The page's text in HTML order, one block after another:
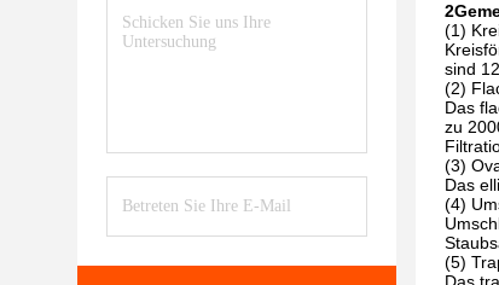
(1)
sind
(2)
Das
zu
(3)
Das
(4)
(5)